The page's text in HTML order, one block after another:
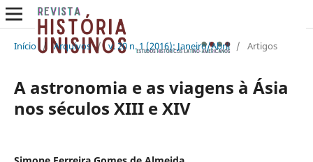
Início / Arquivos / v. 20 n. 1 (2016): Janeiro/Abril / Artigos
A astronomia e as viagens à Ásia
nos séculos XIII e XIV